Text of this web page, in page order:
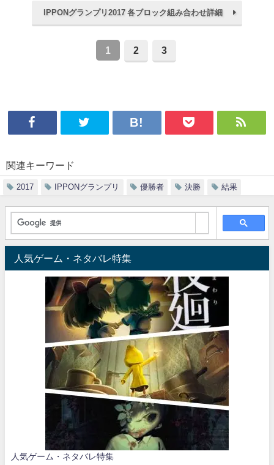
IPPONグランプリ2017 各ブロック組み合わせ詳細
1 2 3
関連キーワード
2017 IPPONグランプリ 優勝者 決勝 結果
人気ゲーム・ネタバレ特集
人気ゲーム・ネタバレ特集